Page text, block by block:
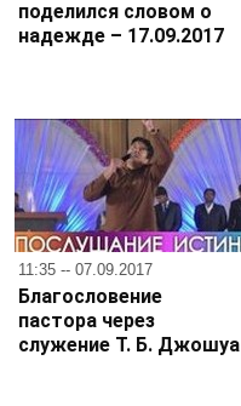
поделился словом о
надежде – 17.09.2017
11:35 -- 07.09.2017
Благословение
пастора через
служение Т. Б. Джошуа